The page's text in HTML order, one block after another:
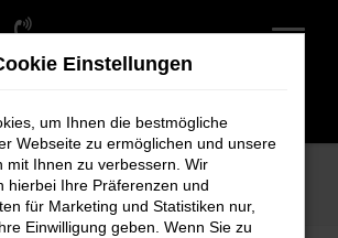
Škoda
Škoda Superb Fahrzeuge bei Schmidt +
Einstellungen
um Ihnen die bestmögliche
Webseite zu ermöglichen und unsere
mit Ihnen zu verbessern. Wir
hierbei Ihre Präferenzen und
für Marketing und Statistiken nur,
Einwilligung geben. Wenn Sie zu